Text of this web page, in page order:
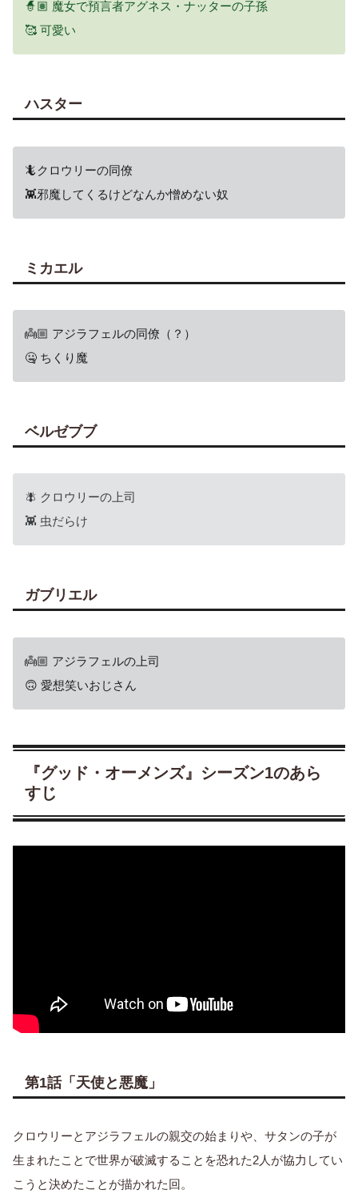
🧙🏽 魔女で預言者アグネス・ナッターの子孫
🥰 可愛い
ハスター
🦎クロウリーの同僚
👾邪魔してくるけどなんか憎めない奴
ミカエル
👼🏼 アジラフェルの同僚（？）
🤐 ちくり魔
ベルゼブブ
🪰 クロウリーの上司
👾 虫だらけ
ガブリエル
👼🏼 アジラフェルの上司
🙃 愛想笑いおじさん
『グッド・オーメンズ』シーズン1のあら
すじ
第1話「天使と悪魔」
クロウリーとアジラフェルの親交の始まりや、サタンの子が
生まれたことで世界が破滅することを恐れた2人が協力してい
こうと決めたことが描かれた回。